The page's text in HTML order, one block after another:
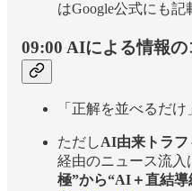
はGoogle公式にも記
09:00 AIによる情報
「正解を並べるだ
ただしAI由来トラフ
経由のニュース流入
極”から“AI＋直結